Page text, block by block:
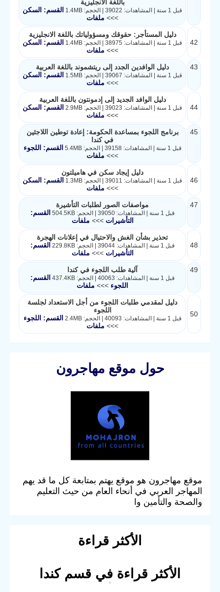
باللغة الانجليزية
قبل 1 سنة | المشاهدات: 39022 | الحجم: 1.4MB
القسم: السكن
>>> ملفات
42
دليل المستأجر: حقوقك ومسؤولياتك باللغة الانجليزية
قبل 1 سنة | المشاهدات: 38975 | الحجم: 1.4MB
القسم: السكن
>>> ملفات
43 دليل الوافدين الجدد إلى ريتشموند باللغة العربية
قبل 1 سنة | المشاهدات: 39067 | الحجم: 1.5MB
القسم: السكن
>>> ملفات
44
دليل الوافد الجديد إلى إدمونتون باللغة العربية
قبل 1 سنة | المشاهدات: 39023 | الحجم: 2.9MB
القسم: السكن
>>> ملفات
45
برنامج اللجوء بمساعدة الحكومة: إعادة توطين اللاجئين
في كندا
قبل 1 سنة | المشاهدات: 39158 | الحجم: 5.4MB
القسم: اللجوء
>>> ملفات
46
دليل إيجاد سكن في هاميلتون
قبل 1 سنة | المشاهدات: 39011 | الحجم: 1.3MB
القسم: السكن
>>> ملفات
47 مواصفات الصور لطلبات التأشيرة
قبل 1 سنة | المشاهدات: 39050 | الحجم: 504.5KB
القسم:
التأشيرات>>> ملفات
48
تحذير بشأن الغش والاحتيال في إعلانات الهجرة
قبل 1 سنة | المشاهدات: 39044 | الحجم: 229.8KB
القسم:
التأشيرات>>> ملفات
49 آلية طلب اللجوء في كندا
قبل 1 سنة | المشاهدات: 40063 | الحجم: 437.4KB
القسم:
اللجوء >>> ملفات
50
دليل لمقدمي طلبات اللجوء من أجل الاستعداد لجلسة
اللجوء
قبل 1 سنة | المشاهدات: 40093 | الحجم: 2.4MB
القسم: اللجوء
>>> ملفات
حول موقع مهاجرون
موقع مهاجرون هو موقع يهتم بمتابعة كل ما قد يهم
المهاجر العربي في أنحاء العام من حيث التعليم
والصحة والتأمين وا
الأكثر قراءة
الأكثر قراءة في قسم كندا